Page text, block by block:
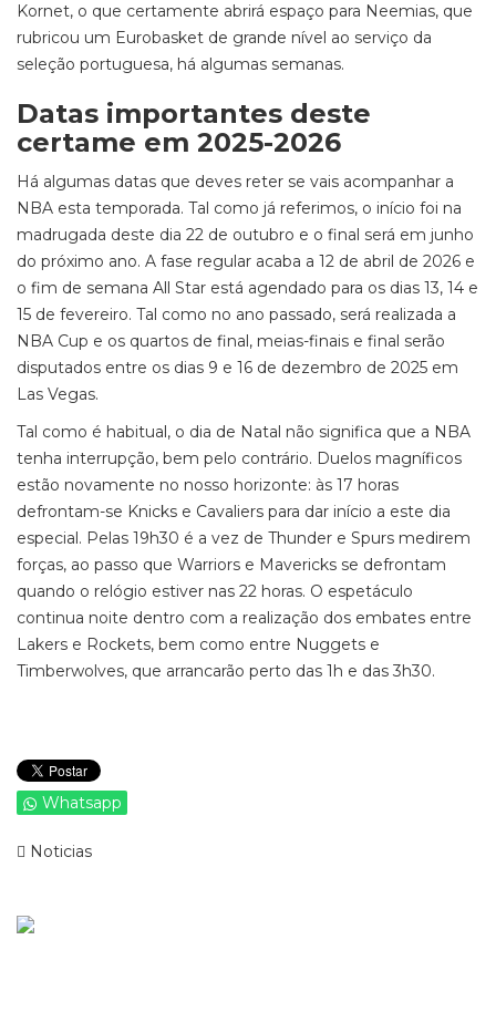
Kornet, o que certamente abrirá espaço para Neemias, que
rubricou um Eurobasket de grande nível ao serviço da
seleção portuguesa, há algumas semanas.
Datas importantes deste
certame em 2025-2026
Há algumas datas que deves reter se vais acompanhar a
NBA esta temporada. Tal como já referimos, o início foi na
madrugada deste dia 22 de outubro e o final será em junho
do próximo ano. A fase regular acaba a 12 de abril de 2026 e
o fim de semana All Star está agendado para os dias 13, 14 e
15 de fevereiro. Tal como no ano passado, será realizada a
NBA Cup e os quartos de final, meias-finais e final serão
disputados entre os dias 9 e 16 de dezembro de 2025 em
Las Vegas.
Tal como é habitual, o dia de Natal não significa que a NBA
tenha interrupção, bem pelo contrário. Duelos magníficos
estão novamente no nosso horizonte: às 17 horas
defrontam-se Knicks e Cavaliers para dar início a este dia
especial. Pelas 19h30 é a vez de Thunder e Spurs medirem
forças, ao passo que Warriors e Mavericks se defrontam
quando o relógio estiver nas 22 horas. O espetáculo
continua noite dentro com a realização dos embates entre
Lakers e Rockets, bem como entre Nuggets e
Timberwolves, que arrancarão perto das 1h e das 3h30.
Whatsapp
Noticias